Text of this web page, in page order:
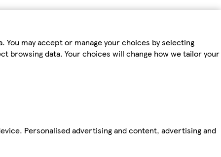
may accept or manage your choices by selecting
browsing data. Your choices will change how we tailor your
Personalised advertising and content, advertising and